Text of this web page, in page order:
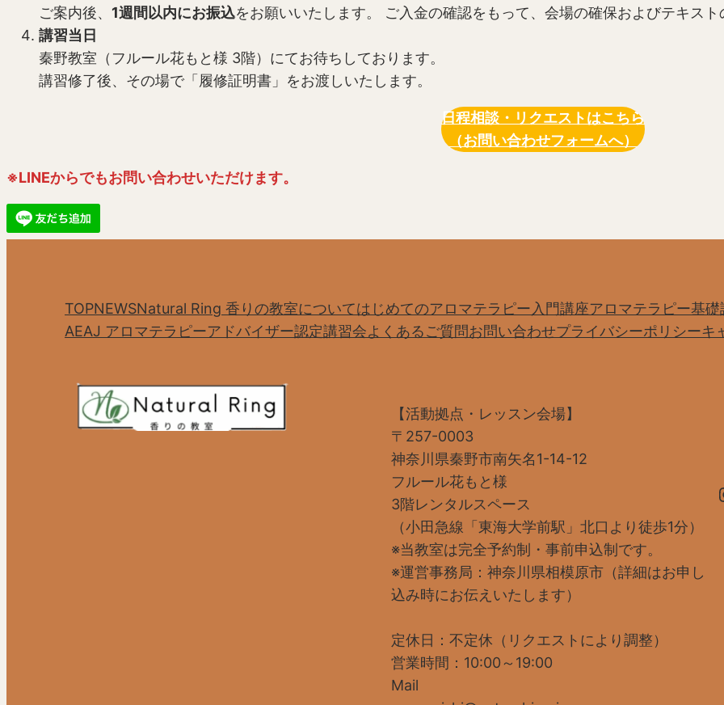
ご案内後、 1週間以内にお振込をお願いいたします。 ご入金の確認をもって、会場の確保およびテキス
講習当日
秦野教室（フルール花もと様 3階）にてお待ちしております。
講習修了後、その場で「履修証明書」をお渡しいたします。
日程相談・リクエストはこちら
（お問い合わせフォームへ）
※LINEからでもお問い合わせいただけます。
TOPNEWSNatural Ring 香りの教室についてはじめてのアロマテラピー入門講座アロマテラピー基礎
AEAJ アロマテラピーアドバイザー認定講習会よくあるご質問お問い合わせプライバシーポリシーキ
【活動拠点・レッスン会場】
〒257-0003
神奈川県秦野市南矢名1-14-12
フルール花もと様
3階レンタルスペース
（小田急線「東海大学前駅」北口より徒歩1分）
※当教室は完全予約制・事前申込制です。
※運営事務局：神奈川県相模原市（詳細はお申し
込み時にお伝えいたします）
定休日：不定休（リクエストにより調整）
営業時間：10:00～19:00
Mail